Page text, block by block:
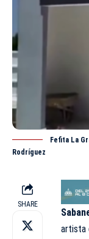
Fefita La
Rodríguez
SHARE
artista